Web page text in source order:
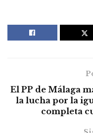
El PP de Málaga
la lucha por la
completa